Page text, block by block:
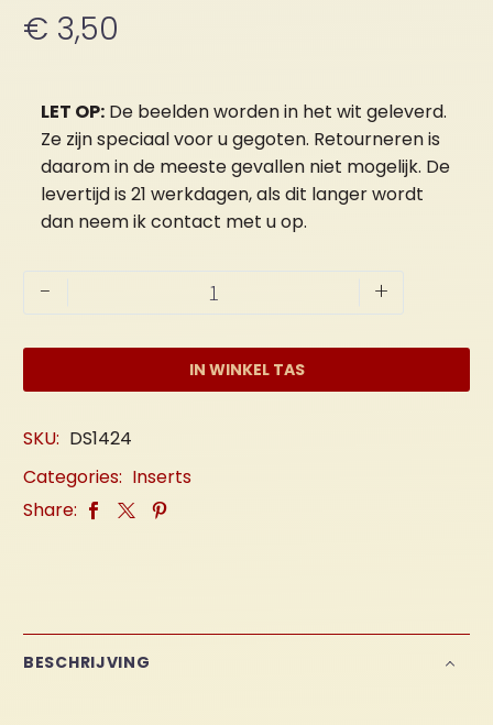
€ 3,50
LET OP: De beelden worden in het wit geleverd.
Ze zijn speciaal voor u gegoten. Retourneren is
daarom in de meeste gevallen niet mogelijk. De
levertijd is 21 werkdagen, als dit langer wordt
dan neem ik contact met u op.
-
Insert
+
IN WINKEL TAS
SKU: DS1424
Categories: Inserts
Share:
BESCHRIJVING